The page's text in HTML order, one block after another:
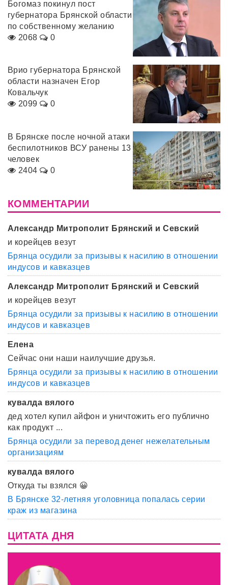
Богомаз покинул пост
губернатора Брянской области
по собственному желанию
2068
0
Врио губернатора Брянской
области назначен Егор
Ковальчук
2099
0
В Брянске после ночной атаки
беспилотников ВСУ ранены 13
человек
2404
0
КОММЕНТАРИИ
Александр Митрополит Брянский и Севский
и корейцев везут
Брянца осудили за призывы к насилию в отношении
индусов и кавказцев
Александр Митрополит Брянский и Севский
и корейцев везут
Брянца осудили за призывы к насилию в отношении
индусов и кавказцев
Елена
Сейчас они наши наилучшие друзья.
Брянца осудили за призывы к насилию в отношении
индусов и кавказцев
кувалда вялого
дед хотел купил айфон и уничтожить его публично
как продукт ...
Брянца осудили за перевод денег нежелательным
организациям
кувалда вялого
Откуда ты взялся 😀
В Брянске 32-летняя уголовница попалась серии
краж из магазина
ЦИТАТА ДНЯ